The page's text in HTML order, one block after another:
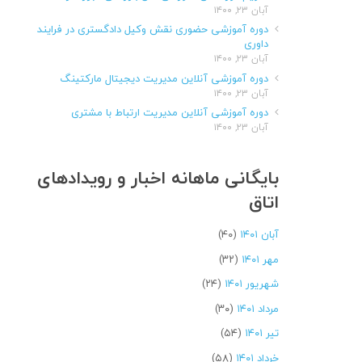
آبان ۲۳, ۱۴۰۰
دوره آموزشی حضوری نقش وکیل دادگستری در فرایند
داوری
آبان ۲۳, ۱۴۰۰
دوره آموزشی آنلاین مدیریت دیجیتال مارکتینگ
آبان ۲۳, ۱۴۰۰
دوره آموزشی آنلاین مدیریت ارتباط با مشتری
آبان ۲۳, ۱۴۰۰
بایگانی ماهانه اخبار و رویدادهای
اتاق
آبان ۱۴۰۱
(۴۰)
مهر ۱۴۰۱
(۳۲)
شهریور ۱۴۰۱
(۲۴)
مرداد ۱۴۰۱
(۳۰)
تیر ۱۴۰۱
(۵۴)
خرداد ۱۴۰۱
(۵۸)